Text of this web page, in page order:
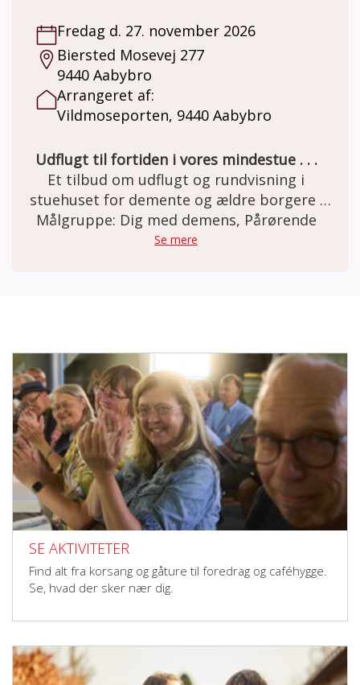
MELSEN Fonden.
Fredag d. 27. november 2026
Biersted Mosevej 277
9440 Aabybro
Arrangeret af:
Vildmoseporten, 9440 Aabybro
Udflugt til fortiden i vores mindestue . . .
Et tilbud om udflugt og rundvisning i
stuehuset for demente og ældre borgere .
Den gamle staldgård er totalrenoveret og
indrettet som besøgs- og oplevelsescenter.
Målgruppe: Dig med demens, Pårørende
Se mere
SE AKTIVITETER
Find alt fra korsang og gåture til foredrag og caféhygge.
Se, hvad der sker nær dig.